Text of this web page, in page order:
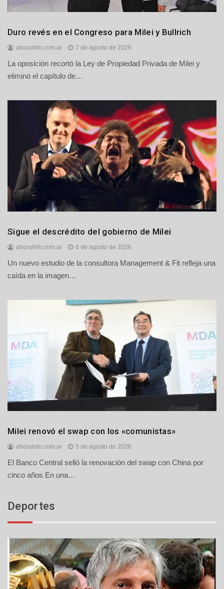
Nacionales
Duro revés en el Congreso para Milei y Bullrich
ahorainfo.com.ar 7 de agosto de 2026
La oposición recortó la Ley de Propiedad Privada de Milei y
eliminó el capítulo de…
Nacionales
Sigue el descrédito del gobierno de Milei
ahorainfo.com.ar 6 de agosto de 2026
Un nuevo estudio de la consultora Management & Fit refleja una
caída en la imagen…
Economía
Milei renovó el swap con los «comunistas»
ahorainfo.com.ar 5 de agosto de 2026
El Banco Central selló la renovación del swap con China por
cinco años En una…
Deportes